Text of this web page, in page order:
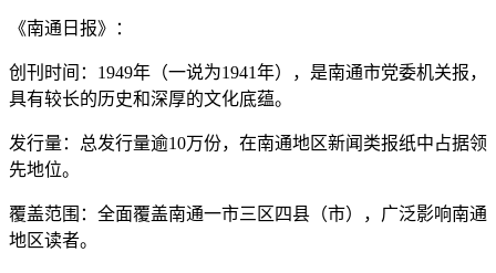
《南通日报》：
创刊时间：1949年（一说为1941年），是南通市党委机关报，
具有较长的历史和深厚的文化底蕴。
发行量：总发行量逾10万份，在南通地区新闻类报纸中占据领
先地位。
覆盖范围：全面覆盖南通一市三区四县（市），广泛影响南通
地区读者。